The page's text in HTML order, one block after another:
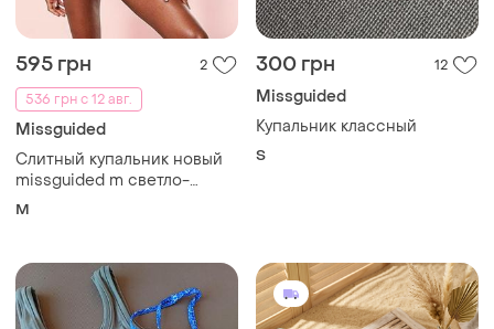
595 грн
2
536 грн с 12 авг.
Missguided
Слитный купальник новый
missguided m светло-
голубой со стразами halter
M
300 грн 12
Missguided
Купальник классный
S